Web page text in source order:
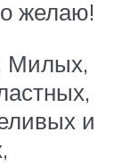
желаю!
Милых,
и